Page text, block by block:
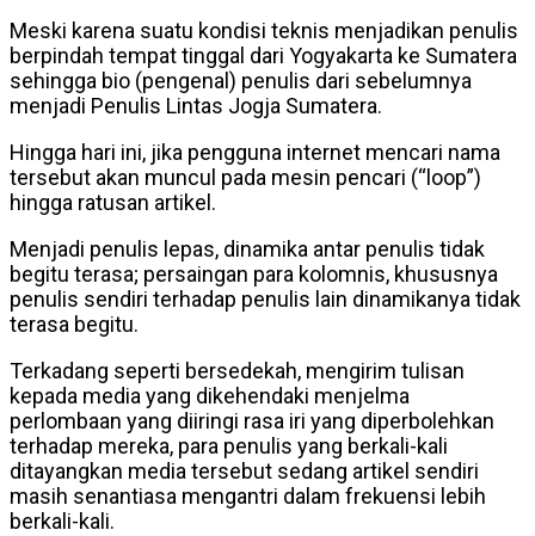
Meski karena suatu kondisi teknis menjadikan penulis
berpindah tempat tinggal dari Yogyakarta ke Sumatera
sehingga bio (pengenal) penulis dari sebelumnya
menjadi Penulis Lintas Jogja Sumatera.
Hingga hari ini, jika pengguna internet mencari nama
tersebut akan muncul pada mesin pencari (“loop”)
hingga ratusan artikel.
Menjadi penulis lepas, dinamika antar penulis tidak
begitu terasa; persaingan para kolomnis, khususnya
penulis sendiri terhadap penulis lain dinamikanya tidak
terasa begitu.
Terkadang seperti bersedekah, mengirim tulisan
kepada media yang dikehendaki menjelma
perlombaan yang diiringi rasa iri yang diperbolehkan
terhadap mereka, para penulis yang berkali-kali
ditayangkan media tersebut sedang artikel sendiri
masih senantiasa mengantri dalam frekuensi lebih
berkali-kali.